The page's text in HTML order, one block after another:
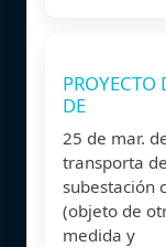
DE
25 de mar.
transporta
subestación
(objeto de
medida y